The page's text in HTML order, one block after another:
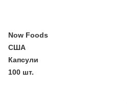
Now Foods
США
Капсули
100 шт.